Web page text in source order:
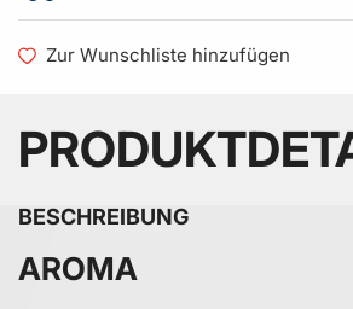
Zur Wunschliste hinzufügen
BESCHREIBUNG
AROMA